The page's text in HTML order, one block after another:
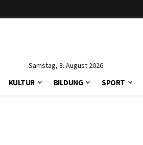
Samstag, 8. August 2026
KULTUR BILDUNG SPORT